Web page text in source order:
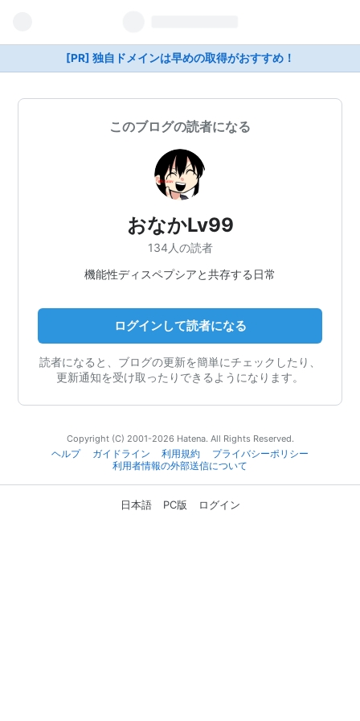
[PR] 独自ドメインは早めの取得がおすすめ！
このブログの読者になる
おなかLv99
134人の読者
機能性ディスペプシアと共存する日常
ログインして読者になる
読者になると、ブログの更新を簡単にチェックしたり、
更新通知を受け取ったりできるようになります。
Copyright (C) 2001-2026 Hatena. All Rights Reserved.
ヘルプ
ガイドライン 利用規約
プライバシーポリシー
利用者情報の外部送信について
日本語 PC版 ログイン